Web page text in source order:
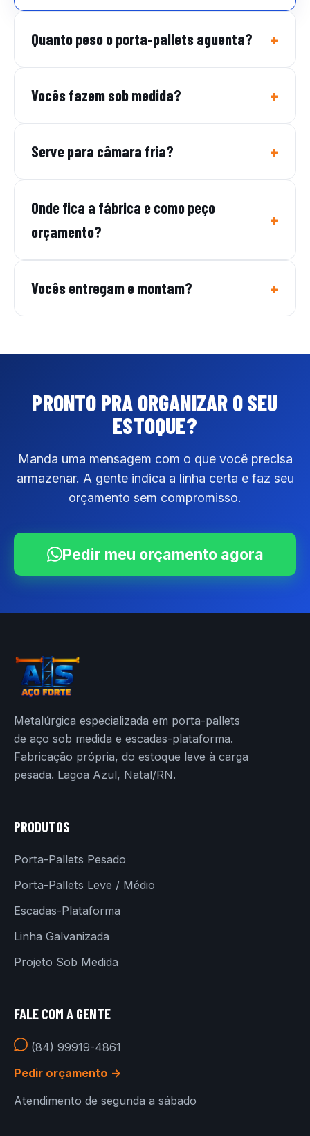
Quanto peso o porta-pallets aguenta?
Vocês fazem sob medida?
Serve para câmara fria?
Onde fica a fábrica e como peço
orçamento?
Vocês entregam e montam?
PRONTO PRA ORGANIZAR O SEU
ESTOQUE?
Manda uma mensagem com o que você precisa
armazenar. A gente indica a linha certa e faz seu
orçamento sem compromisso.
Pedir meu orçamento agora
Metalúrgica especializada em porta-pallets
de aço sob medida e escadas-plataforma.
Fabricação própria, do estoque leve à carga
pesada. Lagoa Azul, Natal/RN.
PRODUTOS
Porta-Pallets Pesado
Porta-Pallets Leve / Médio
Escadas-Plataforma
Linha Galvanizada
Projeto Sob Medida
FALE COM A GENTE
(84) 99919-4861
Pedir orçamento →
Atendimento de segunda a sábado